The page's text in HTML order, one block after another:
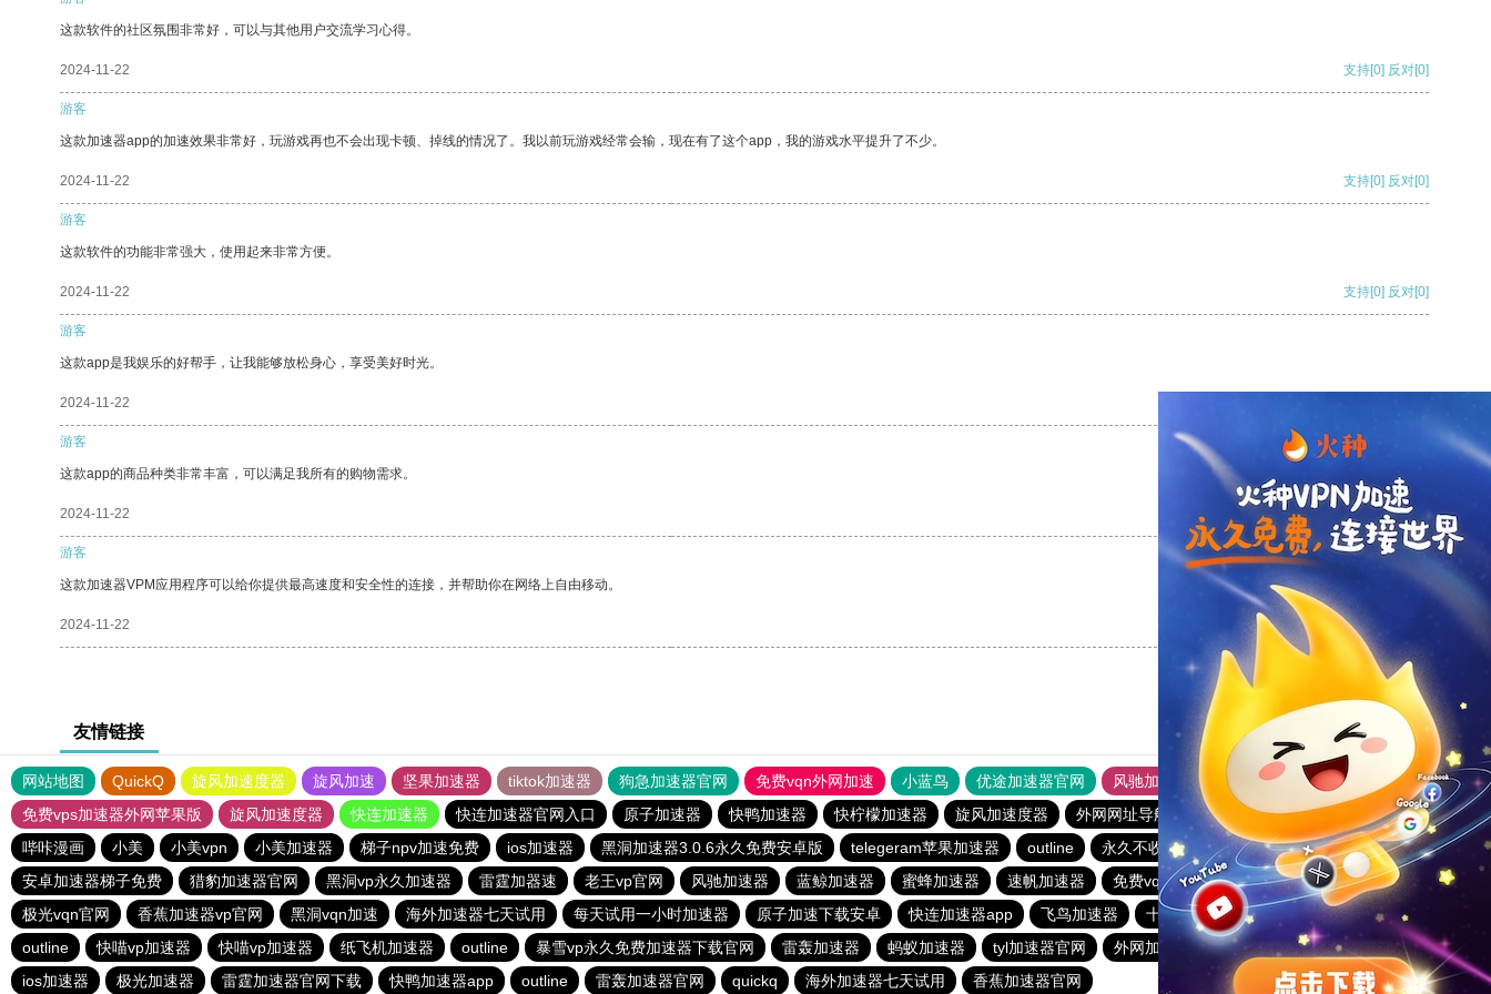
这款软件的社区氛围非常好，可以与其他用户交流学习心得。
2024-11-22 支持[0] 反对[0]
游客
这款加速器app的加速效果非常好，玩游戏再也不会出现卡顿、掉线的情况了。我以前玩游戏经常会输，现在有了这个app，我的游戏水平提升了不少。
2024-11-22 支持[0] 反对[0]
游客
这款软件的功能非常强大，使用起来非常方便。
2024-11-22 支持[0] 反对[0]
游客
这款app是我娱乐的好帮手，让我能够放松身心，享受美好时光。
2024-11-22
游客
这款app的商品种类非常丰富，可以满足我所有的购物需求。
2024-11-22 支持 [0] 反对 [0]
游客
这款加速器VPM应用程序可以给你提供最高速度和安全性的连接，并帮助你在网络上自由移动。
2024-11-22 支持
友情链接
网站地图 QuickQ 旋风加速度器 旋风加速 坚果加速器 tiktok加速器 狗急加速器官网 免费vqn外网加速 小蓝鸟 优途加速器官网 风驰加速器
旋风加速器
免费vps加速器外网苹果版
旋风加速度器 快连加速器 快连加速器官网入口 原子加速器 快鸭加速器 快柠檬加速器 旋风加速度器 外网网址导航 软件中心 雷霆加速
狂飙加速器
哔咔漫画
小美 小美vpn 小美加速器 梯子npv加速免费 ios加速器 黑洞加速器3.0.6永久免费安卓版 telegeram苹果加速器 outline 永久不收费的vp加速器2023
旋风加速度器
安卓加速器梯子免费
猎豹加速器官网 黑洞vp永久加速器 雷霆加器速 老王vp官网 风驰加速器 蓝鲸加速器 蜜蜂加速器 速帆加速器 免费vqn加速外网
梯子免费加速器永久免费版
极光vqn官网
香蕉加速器vp官网 黑洞vqn加速 海外加速器七天试用 每天试用一小时加速器 原子加速下载安卓 快连加速器app 飞鸟加速器 十大免费海外加速神器
hammer加速器
outline
快喵vp加速器 快喵vp加速器 纸飞机加速器 outline 暴雪vp永久免费加速器下载官网 雷轰加速器 蚂蚁加速器 tyl加速器官网 外网加速免费软件
极光加速器官网
ios加速器
极光加速器 雷霆加速器官网下载 快鸭加速器app outline 雷轰加速器官网 quickq 海外加速器七天试用 香蕉加速器官网